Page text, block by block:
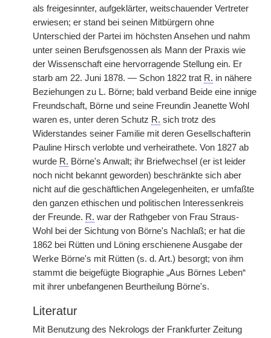
als freigesinnter, aufgeklärter, weitschauender Vertreter
erwiesen; er stand bei seinen Mitbürgern ohne
Unterschied der Partei im höchsten Ansehen und nahm
unter seinen Berufsgenossen als Mann der Praxis wie
der Wissenschaft eine hervorragende Stellung ein. Er
starb am 22. Juni 1878. — Schon 1822 trat R. in nähere
Beziehungen zu L. Börne; bald verband Beide eine innige
Freundschaft, Börne und seine Freundin Jeanette Wohl
waren es, unter deren Schutz R. sich trotz des
Widerstandes seiner Familie mit deren Gesellschafterin
Pauline Hirsch verlobte und verheirathete. Von 1827 ab
wurde R. Börne's Anwalt; ihr Briefwechsel (er ist leider
noch nicht bekannt geworden) beschränkte sich aber
nicht auf die geschäftlichen Angelegenheiten, er umfaßte
den ganzen ethischen und politischen Interessenkreis
der Freunde. R. war der Rathgeber von Frau Straus-
Wohl bei der Sichtung von Börne's Nachlaß; er hat die
1862 bei Rütten und Löning erschienene Ausgabe der
Werke Börne's mit Rütten (s. d. Art.) besorgt; von ihm
stammt die beigefügte Biographie „Aus Börnes Leben“
mit ihrer unbefangenen Beurtheilung Börne's.
Literatur
Mit Benutzung des Nekrologs der Frankfurter Zeitung